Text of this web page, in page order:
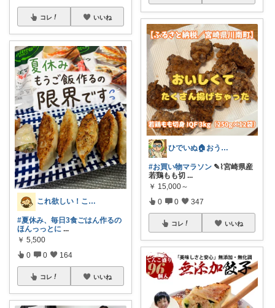
コレ いいね
これ欲しい！これ良かった！©ままお
#夏休み、毎日3食ごはん作るの
ほんっっとに ...
￥ 5,500
0 0 164
コレ いいね
ひでいぬ🏠おうちをアイテムで快適！！
#お買い物マラソン ✎⌇宮崎県産
若鶏もも切 ...
￥ 15,000～
0 0 347
コレ いいね